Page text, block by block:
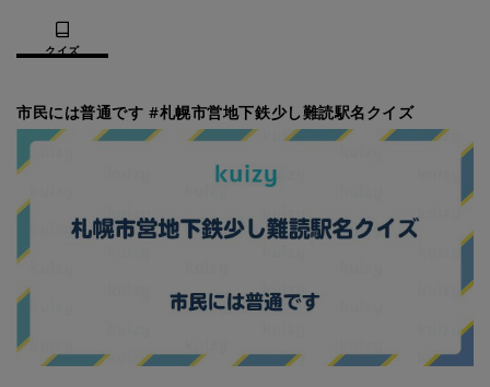
クイズ
市民には普通です #札幌市営地下鉄少し難読駅名クイズ